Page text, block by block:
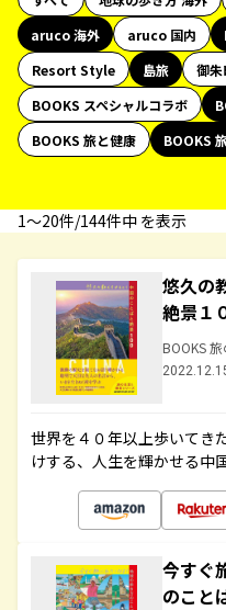
aruco 海外
aruco 国内
Resort Style
島旅 御朱
BOOKS スペシャルコラボ
BOOKS 旅と健康
BOOKS
1〜20件/144件中 を表示
悠久の
絶景１
BOOKS
世界を４０年以上歩いてき
けする、人生を輝かせる中
今すぐ
のこと